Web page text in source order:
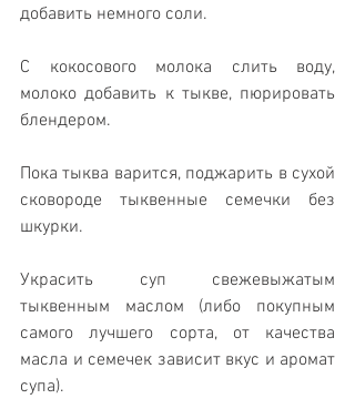
добавить немного соли.
С кокосового молока слить воду,
молоко добавить к тыкве, пюрировать
блендером.
Пока тыква варится, поджарить в сухой
сковороде тыквенные семечки без
шкурки.
Украсить суп свежевыжатым
тыквенным маслом (либо покупным
самого лучшего сорта, от качества
масла и семечек зависит вкус и аромат
супа).